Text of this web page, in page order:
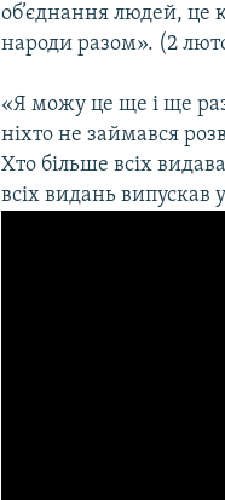
об’єднання людей, це
народи разом». (2
«Я можу це ще і ще раз
ніхто не займався
Хто більше всіх
всіх видань випускав